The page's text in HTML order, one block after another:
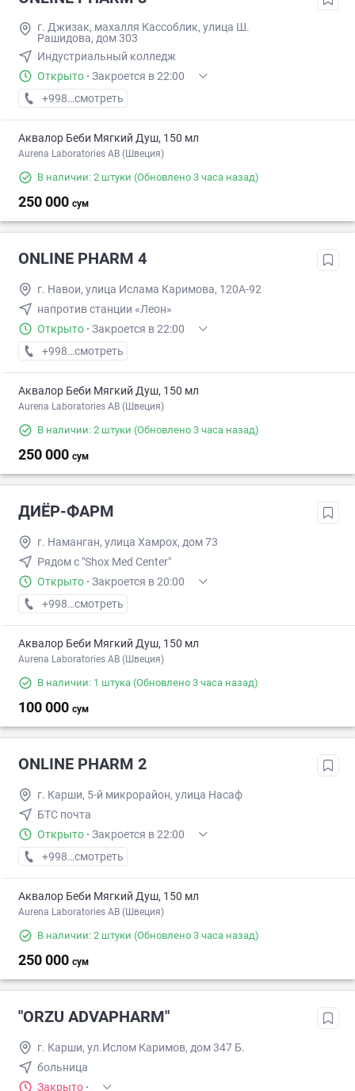
г. Джизак, махалля Кассоблик, улица Ш.
Рашидова, дом 303
Индустриальный колледж
Открыто · Закроется в 22:00
+998 (88) XXX-XX-XX
смотреть
Аквалор Беби Мягкий Душ, 150 мл
Aurena Laboratories AB (Швеция)
В наличии: 2 штуки (Обновлено 3 часа назад)
250 000 сум
ONLINE PHARM 4
г. Навои, улица Ислама Каримова, 120A-92
напротив станции «Леон»
Открыто · Закроется в 22:00
+998 (88) XXX-XX-XX
смотреть
Аквалор Беби Мягкий Душ, 150 мл
Aurena Laboratories AB (Швеция)
В наличии: 2 штуки (Обновлено 3 часа назад)
250 000 сум
ДИЁР-ФАРМ
г. Наманган, улица Хамрох, дом 73
Рядом с "Shox Med Center"
Открыто · Закроется в 20:00
+998 (99) XXX-XX-XX
смотреть
Аквалор Беби Мягкий Душ, 150 мл
Aurena Laboratories AB (Швеция)
В наличии: 1 штука (Обновлено 3 часа назад)
100 000 сум
ONLINE PHARM 2
г. Карши, 5-й микрорайон, улица Насаф
БТС почта
Открыто · Закроется в 22:00
+998 (97) XXX-XX-XX
смотреть
Аквалор Беби Мягкий Душ, 150 мл
Aurena Laboratories AB (Швеция)
В наличии: 2 штуки (Обновлено 3 часа назад)
250 000 сум
"ORZU ADVAPHARM"
г. Карши, ул.Ислом Каримов, дом 347 Б.
больница
Закрыто ·